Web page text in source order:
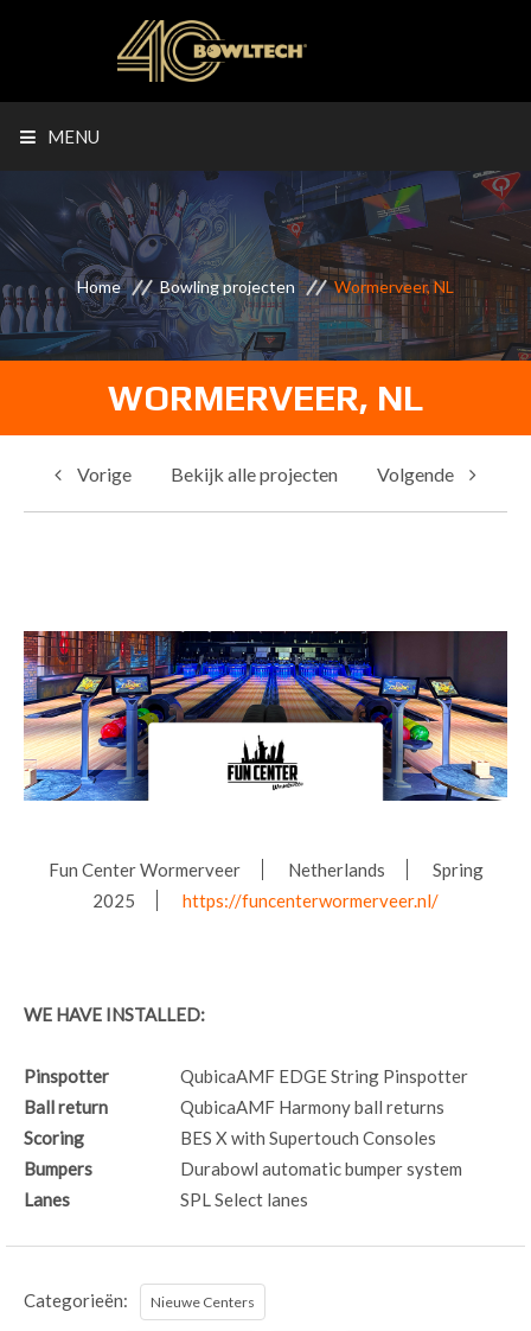
MENU
Home Bowling projecten Wormerveer, NL
WORMERVEER, NL
Vorige Bekijk alle projecten Volgende
Fun Center Wormerveer Netherlands
Spring
2025
https://funcenterwormerveer.nl/
WE HAVE INSTALLED:
Pinspotter QubicaAMF EDGE String Pinspotter
Ball return
QubicaAMF Harmony ball returns
Scoring
BES X with Supertouch Consoles
Bumpers
Durabowl automatic bumper system
Lanes
SPL Select lanes
Categorieën: Nieuwe Centers